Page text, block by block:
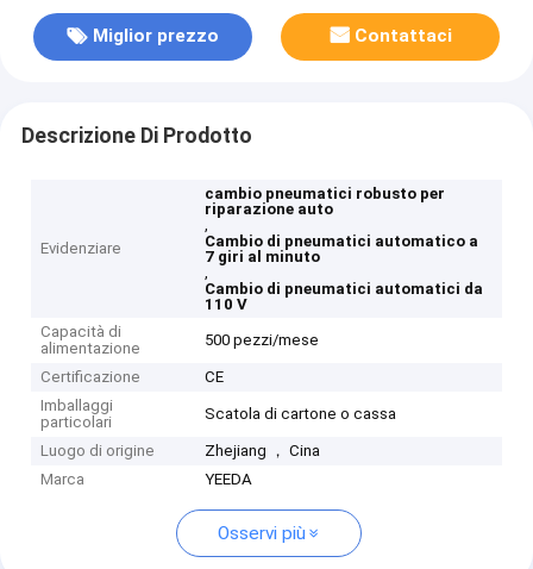
Miglior prezzo Contattaci
Descrizione Di Prodotto
Evidenziare
cambio pneumatici robusto per
riparazione auto
,
Cambio di pneumatici automatico a
7 giri al minuto
,
Cambio di pneumatici automatici da
110 V
Capacità di
alimentazione
500 pezzi/mese
Certificazione
CE
Imballaggi
particolari
Scatola di cartone o cassa
Luogo di origine
Zhejiang ， Cina
Marca
YEEDA
Osservi più